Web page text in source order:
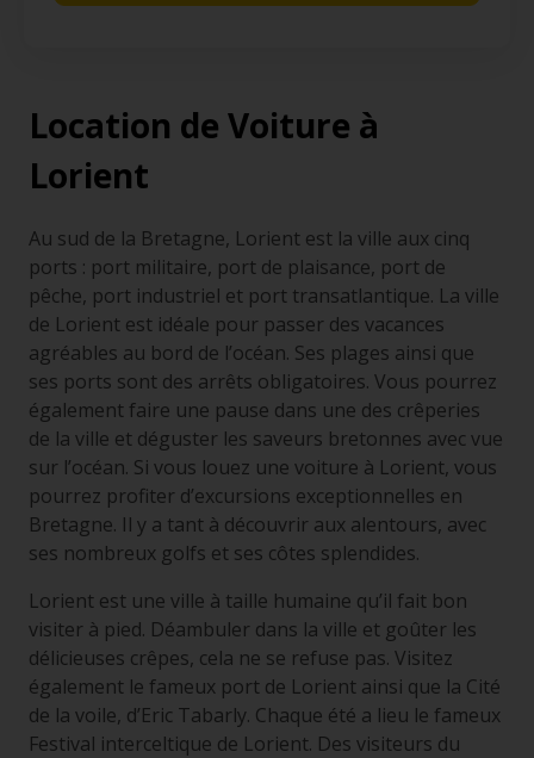
Location de Voiture à
Lorient
Au sud de la Bretagne, Lorient est la ville aux cinq
ports : port militaire, port de plaisance, port de
pêche, port industriel et port transatlantique. La ville
de Lorient est idéale pour passer des vacances
agréables au bord de l’océan. Ses plages ainsi que
ses ports sont des arrêts obligatoires. Vous pourrez
également faire une pause dans une des crêperies
de la ville et déguster les saveurs bretonnes avec vue
sur l’océan. Si vous louez une voiture à Lorient, vous
pourrez profiter d’excursions exceptionnelles en
Bretagne. Il y a tant à découvrir aux alentours, avec
ses nombreux golfs et ses côtes splendides.
Lorient est une ville à taille humaine qu’il fait bon
visiter à pied. Déambuler dans la ville et goûter les
délicieuses crêpes, cela ne se refuse pas. Visitez
également le fameux port de Lorient ainsi que la Cité
de la voile, d’Eric Tabarly. Chaque été a lieu le fameux
Festival interceltique de Lorient. Des visiteurs du